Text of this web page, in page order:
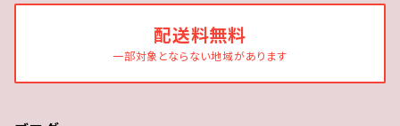
配送料無料
一部対象とならない地域があります